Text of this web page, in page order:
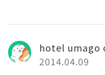
hotel umago
2014.04.09